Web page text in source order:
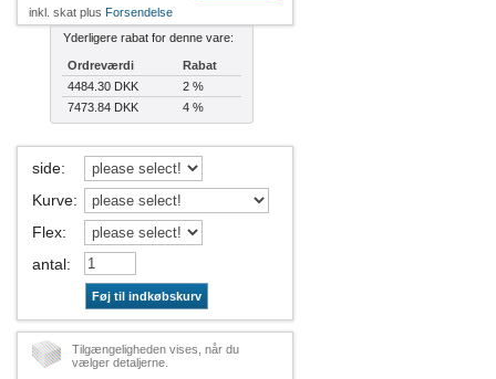
inkl. skat plus Forsendelse
Yderligere rabat for denne vare:
Ordreværdi
Rabat
4484.30 DKK
2 %
7473.84 DKK
4 %
side:
Kurve:
Flex:
antal:
Føj til indkøbskurv
Tilgængeligheden vises, når du
vælger detaljerne.